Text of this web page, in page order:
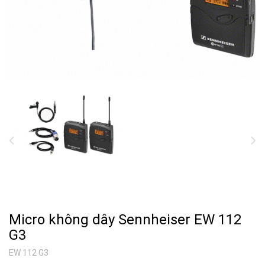
Micro không dây Sennheiser EW 112
G3
EW 112 G3